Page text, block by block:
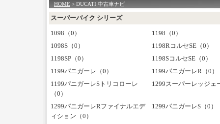
HOME > DUCATI 中古車ナビ
スーパーバイク シリーズ
1098（0）
1198（0）
1098S（0）
1198RコルセSE（0）
1198SP（0）
1198SコルセSE（0）
1199パニガーレ（0）
1199パニガーレR（0）
1199パニガーレSトリコローレ
（0）
1299スーパーレッジェ
1299パニガーレRファイナルエデ
ィション（0）
1299パニガーレS（0）